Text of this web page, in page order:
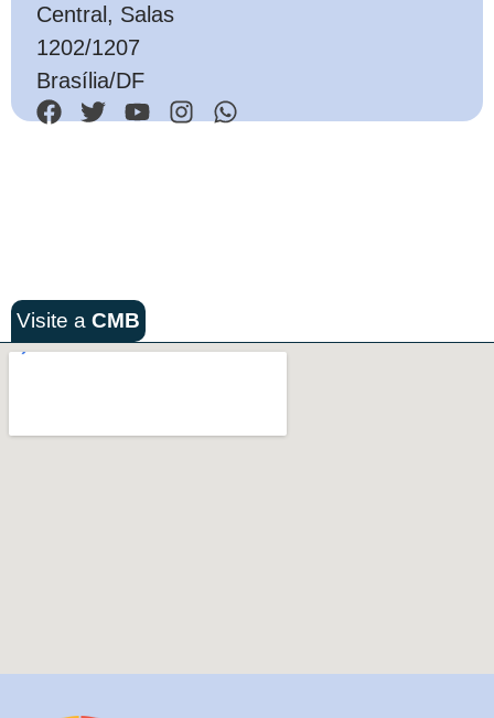
Central, Salas
1202/1207
Brasília/DF
Visite a CMB